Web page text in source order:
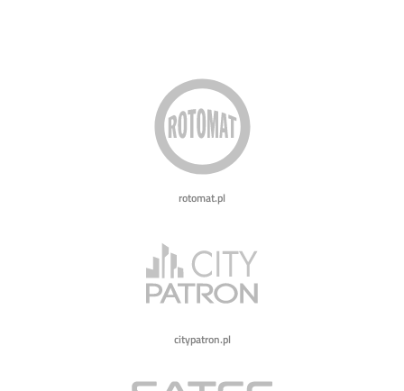
rotomat.pl
citypatron.pl